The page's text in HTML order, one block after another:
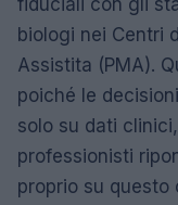
fiduciali con gli
biologi nei Centri
Assistita (PMA).
poiché le
solo su dati
professionisti
proprio su